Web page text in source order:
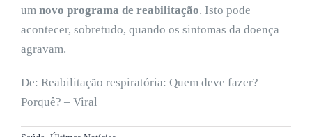
um novo programa de reabilitação. Isto pode
acontecer, sobretudo, quando os sintomas da doença
agravam.
De: Reabilitação respiratória: Quem deve fazer?
Porquê? – Viral